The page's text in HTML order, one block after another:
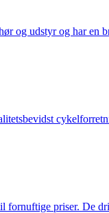
og udstyr og har en
priser. De